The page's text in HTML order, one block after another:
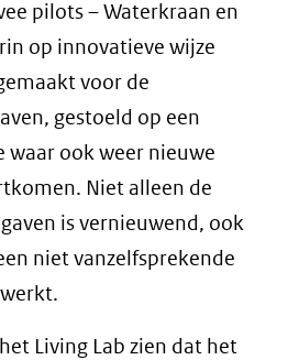
pilots – Waterkraan en
op innovatieve wijze
voor de
gestoeld op een
waar ook weer nieuwe
Niet alleen de
is vernieuwend, ook
niet vanzelfsprekende
Living Lab zien dat het